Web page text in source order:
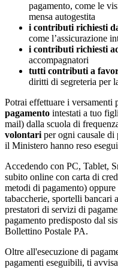
pagamento, come le
mensa autogestita
i contributi richiesti
come l’assicurazione
i contributi richiesti
accompagnatori
tutti contributi a
diritti di segreteria per
Potrai effettuare i versamenti
pagamento intestati a tuo
mail) dalla scuola di
volontari per ogni causale di
il Ministero hanno reso
Accedendo con PC, Tablet,
subito online con carta di
metodi di pagamento)
tabaccherie, sportelli
prestatori di servizi di
pagamento predisposto dal
Bollettino Postale PA.
Oltre all'esecuzione di
pagamenti eseguibili, ti